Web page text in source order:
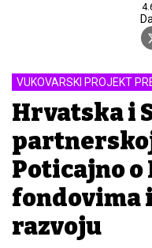
VUKOVARSKI PROJEKT
Hrvatska i
Poticajno o
fondovima
razvoju